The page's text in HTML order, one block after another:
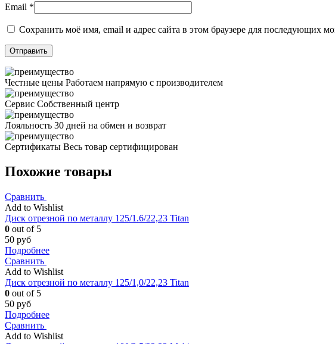
Email *
Сохранить моё имя, email и адрес сайта в этом браузере для последующих
Честные цены Работаем напрямую с производителем
Сервис Собственный центр
Лояльность 30 дней на обмен и возврат
Сертификаты Весь товар сертифицирован
Похожие товары
Сравнить
Add to Wishlist
Диск отрезной по металлу 125/1.6/22,23 Titan
0 out of 5
50 руб
Подробнее
Сравнить
Add to Wishlist
Диск отрезной по металлу 125/1,0/22,23 Titan
0 out of 5
50 руб
Подробнее
Сравнить
Add to Wishlist